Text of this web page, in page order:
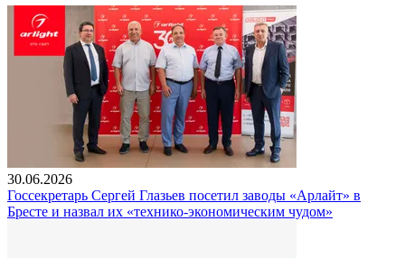
30.06.2026
Госсекретарь Сергей Глазьев посетил заводы «Арлайт» в
Бресте и назвал их «технико-экономическим чудом»